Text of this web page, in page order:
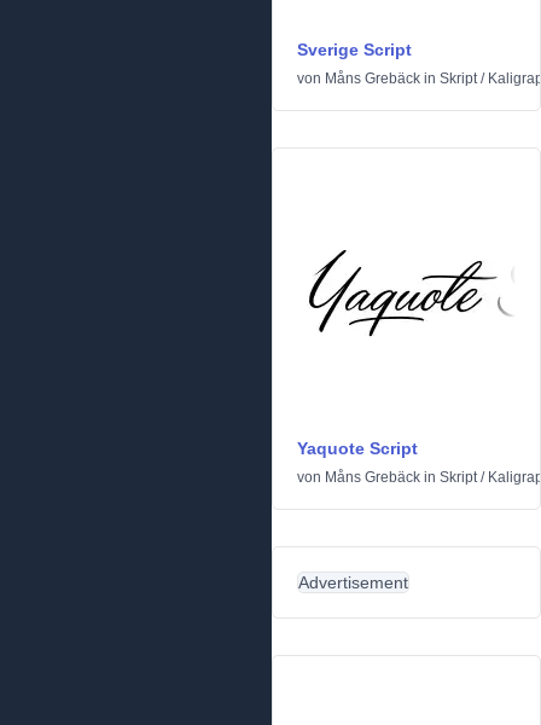
Sverige Script
von Måns Grebäck in Skript/
Yaquote Script
von Måns Grebäck in Skript/
Advertisement